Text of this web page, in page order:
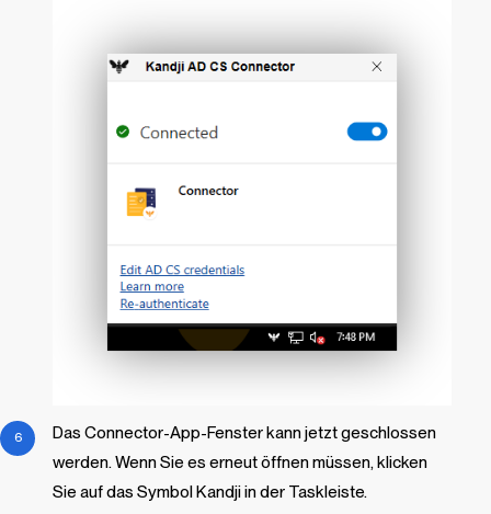
Das Connector-App-Fenster kann jetzt geschlossen
werden. Wenn Sie es erneut öffnen müssen, klicken
Sie auf das SymbolKandjiin der Taskleiste.